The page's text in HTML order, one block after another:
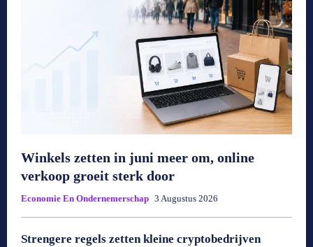
Winkels zetten in juni meer om, online
verkoop groeit sterk door
Economie En Ondernemerschap 3 Augustus 2026
Strengere regels zetten kleine cryptobedrijven